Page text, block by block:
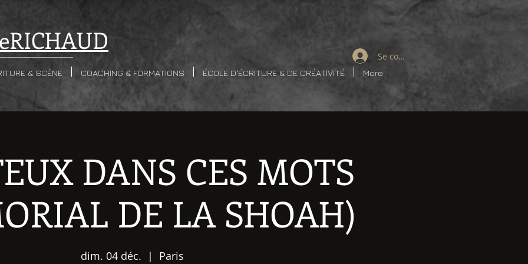
RICHAUD
& SCÈNE COACHING & FORMATIONS ÉCOLE D'ÉCRITURE & DE CRÉATIVITÉ More
Se connecter
DANS CES MOTS
DE LA SHOAH)
dim. 04 déc.
  |
Paris